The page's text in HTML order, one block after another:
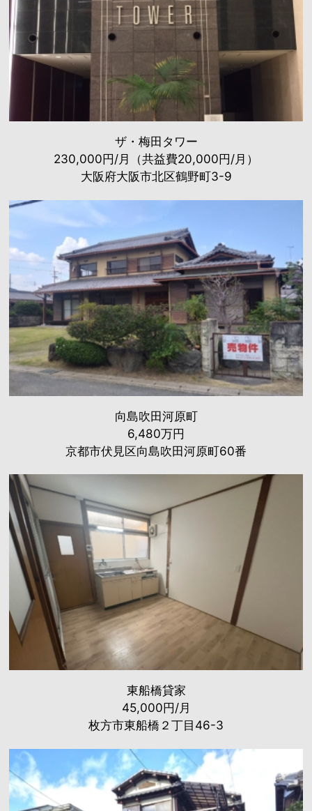
ザ・梅田タワー
230,000円/月（共益費20,000円/月）
大阪府大阪市北区鶴野町3-9
向島吹田河原町
6,480万円
京都市伏見区向島吹田河原町60番
東船橋貸家
45,000円/月
枚方市東船橋２丁目46-3